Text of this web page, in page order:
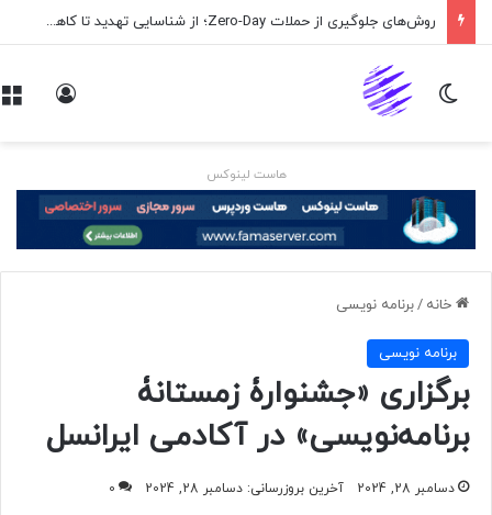
روش‌های جلوگیری از حملات Zero-Day؛ از شناسایی تهدید تا کاهش ریسک
تغییر پوسته
هاست لینوکس
خانه /برنامه نويسی
برنامه نويسی
برگزاری «جشنوارۀ زمستانۀ
برنامه‌نویسی» در آکادمی ایرانسل
دسامبر 28, 2024 آخرین بروزرسانی: دسامبر 28, 2024 0